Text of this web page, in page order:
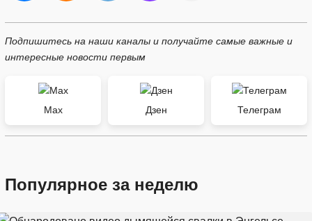
Подпишитесь на наши каналы и получайте самые важные и
интересные новости первым
Max Дзен Телеграм
Популярное за неделю